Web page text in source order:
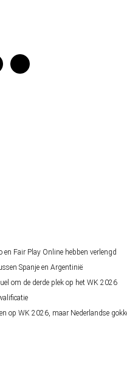
kwalificatie
Fair Play Online hebben verlengd
Spanje en Argentinië
om de derde plek op het WK 2026
op WK 2026, maar Nederlandse